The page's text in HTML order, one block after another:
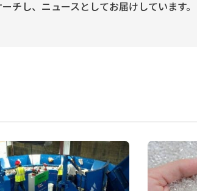
チし、ニュースとしてお届けしています。